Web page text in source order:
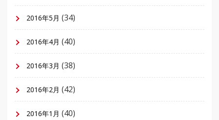
2016年5月 (34)
2016年4月 (40)
2016年3月 (38)
2016年2月 (42)
2016年1月 (40)